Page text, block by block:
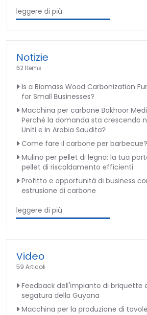
leggere di più
Notizie
62 Items
Is a Biomass Wood Carbonization
for Small Businesses?
Macchina per carbone Bakhoor
Perché la domanda sta crescendo
Uniti e in Arabia Saudita?
Come fare il carbone per barbecue?
Mulino per pellet di legno: la tua
pellet di riscaldamento efficienti
Profitto e opportunità di business
estrusione di carbone
leggere di più
Video
59 Articoli
Feedback dell'impianto di briquette
segatura della Guyana
Macchina per la produzione di